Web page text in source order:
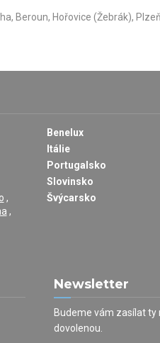
Beroun, Hořovice (Žebrák),
Benelux
Itálie
Portugalsko
Slovinsko
,
,
Švýcarsko
Newsletter
Budeme vám zasílat ty
dovolenou.